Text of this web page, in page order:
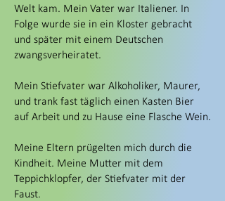
Welt kam. Mein Vater war Italiener. In
Folge wurde sie in ein Kloster gebracht
und später mit einem Deutschen
zwangsverheiratet.
Mein Stiefvater war Alkoholiker, Maurer,
und trank fast täglich einen Kasten Bier
auf Arbeit und zu Hause eine Flasche Wein.
Meine Eltern prügelten mich durch die
Kindheit. Meine Mutter mit dem
Teppichklopfer, der Stiefvater mit der
Faust.